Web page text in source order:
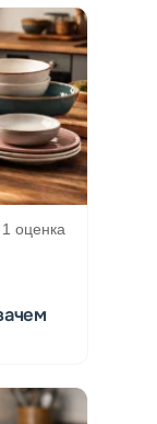
1 оценка